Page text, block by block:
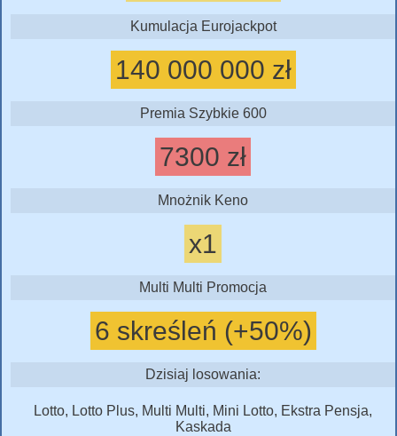
Kumulacja Eurojackpot
140 000 000 zł
Premia Szybkie 600
7300 zł
Mnożnik Keno
x1
Multi Multi Promocja
6 skreśleń (+50%)
Dzisiaj losowania:
Lotto, Lotto Plus, Multi Multi, Mini Lotto, Ekstra Pensja,
Kaskada